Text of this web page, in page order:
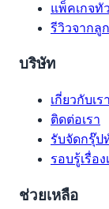
แพ็คเกจทั
รีวิวจากลู
บริษัท
เกี่ยวกับเรา
ติดต่อเรา
รับจัดกรุ๊ป
รอบรู้เรื่อง
ช่วยเหลือ